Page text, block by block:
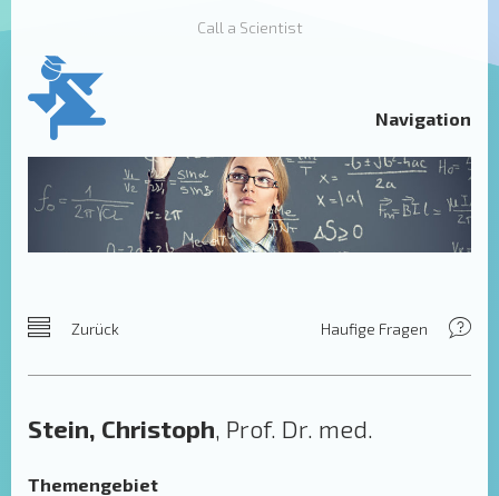
Call a Scientist
Navigation
Zurück Haufige Fragen
Stein, Christoph, Prof. Dr. med.
Themengebiet